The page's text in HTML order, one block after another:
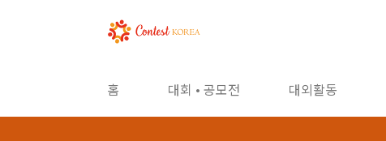
홈 대회 • 공모전 대외활동